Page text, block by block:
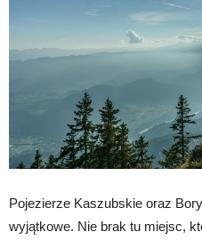
Pojezierze Kaszubskie oraz
wyjątkowe. Nie brak tu miejsc,